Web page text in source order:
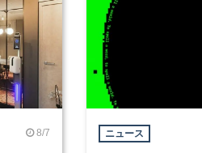
8/7 ニュース